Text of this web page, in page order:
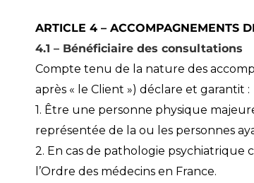
ARTICLE 4 – ACCOMPAGNEMENTS
4.1 – Bénéficiaire des consultations
Compte tenu de la nature des
après « le Client ») déclare et garantit :
1. Être une personne physique
représentée de la ou les personnes
2. En cas de pathologie
l’Ordre des médecins en France.